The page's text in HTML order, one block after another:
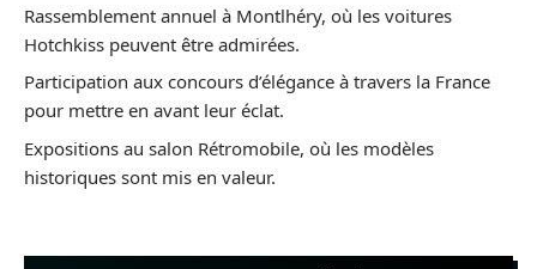
Rassemblement annuel à Montlhéry, où les voitures
Hotchkiss peuvent être admirées.
Participation aux concours d’élégance à travers la France
pour mettre en avant leur éclat.
Expositions au salon Rétromobile, où les modèles
historiques sont mis en valeur.